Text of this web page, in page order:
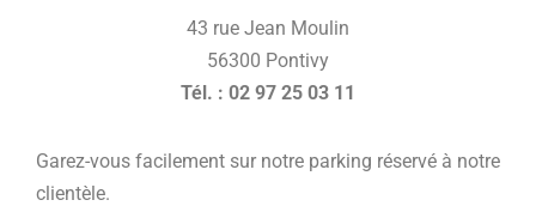
43 rue Jean Moulin
56300 Pontivy
Tél. : 02 97 25 03 11
Garez-vous facilement sur notre parking réservé à notre
clientèle.